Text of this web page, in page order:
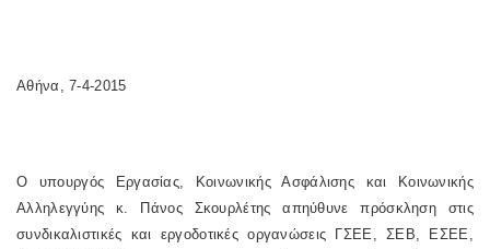
Αθήνα, 7-4-2015
Ο υπουργός Εργασίας, Κοινωνικής Ασφάλισης και Κοινωνικής
Αλληλεγγύης κ. Πάνος Σκουρλέτης απηύθυνε πρόσκληση στις
συνδικαλιστικές και εργοδοτικές οργανώσεις ΓΣΕΕ, ΣΕΒ, ΕΣΕΕ,